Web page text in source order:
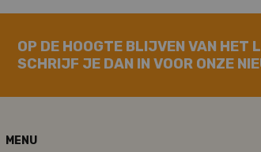
OP DE HOOGTE BLIJVEN VAN HET
SCHRIJF JE DAN IN VOOR ONZE
MENU